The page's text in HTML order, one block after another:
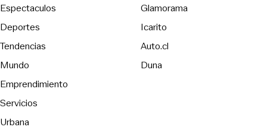
Espectaculos
Deportes
Tendencias
Mundo
Emprendimiento
Servicios
Urbana
Glamorama
Icarito
Auto.cl
DunaOpens in new window